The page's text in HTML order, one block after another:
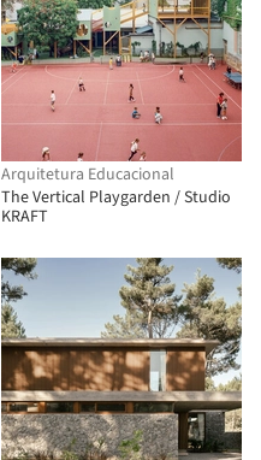
Arquitetura Educacional
The Vertical Playgarden / Studio
KRAFT